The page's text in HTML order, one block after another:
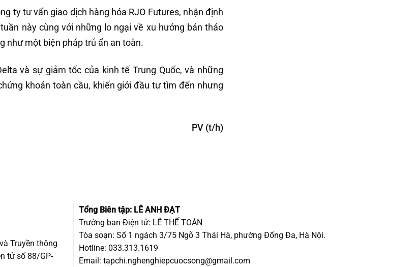
ty tư vấn giao dịch hàng hóa RJO Futures, nhận định
này cùng với những lo ngại về xu hướng bán tháo
như một biện pháp trú ẩn an toàn.
và sự giảm tốc của kinh tế Trung Quốc, và những
khoán toàn cầu, khiến giới đầu tư tìm đến nhưng
PV (t/h)
Truyền thông
tử số 88/GP-
Tổng Biên tập: LÊ ANH ĐẠT
Trưởng ban Điện tử: LÊ THẾ TOÀN
Tòa soạn: Số 1 ngách 3/75 Ngõ 3 Thái Hà, phường Đống Đa, Hà Nội.
Hotline: 033.313.1619
Email: tapchi.nghenghiepcuocsong@gmail.com